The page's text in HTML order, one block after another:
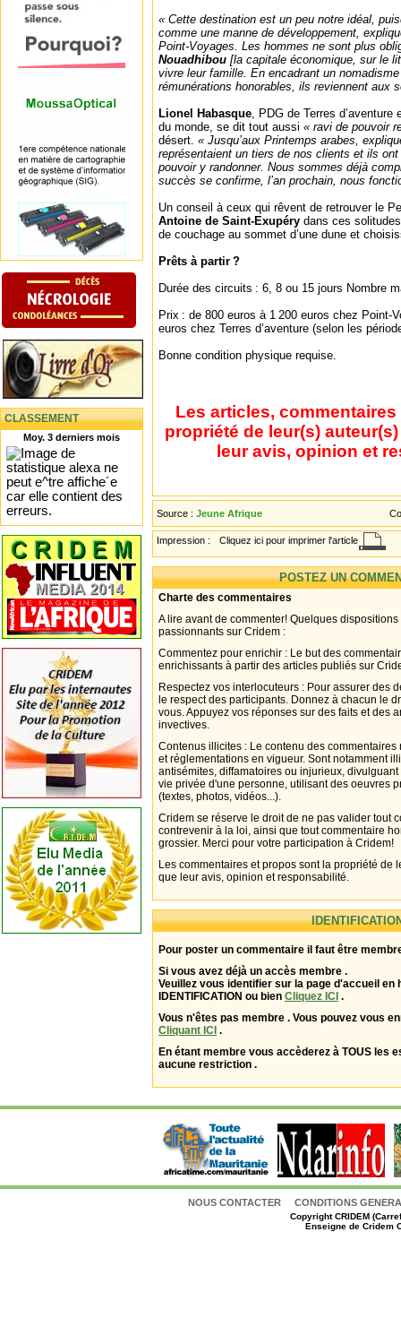
CLASSEMENT
Moy. 3 derniers mois
« Cette destination est un peu notre idéal,
comme une manne de développement,
Point-Voyages. Les hommes ne sont plus
Nouadhibou [la capitale économique, sur le
vivre leur famille. En encadrant un
rémunérations honorables, ils reviennent aux
Lionel Habasque, PDG de Terres
du monde, se dit tout aussi « ravi de pouvoir
désert. « Jusqu’aux Printemps arabes,
représentaient un tiers de nos clients et ils
pouvoir y randonner. Nous sommes déjà
succès se confirme, l’an prochain, nous
Un conseil à ceux qui rêvent de retrouver le
Antoine de Saint-Exupéry dans ces
de couchage au sommet d’une dune et
Prêts à partir ?
Durée des circuits : 6, 8 ou 15 jours Nombre
Prix : de 800 euros à 1 200 euros chez Point-
euros chez Terres d’aventure (selon les
Bonne condition physique requise.
Les articles,
propriété de leur(s)
leur avis, opinion et
Source : Jeune Afrique
Impression : Cliquez ici pour imprimer l'article
POSTEZ UN
Charte des commentaires
A lire avant de commenter! Quelques
passionnants sur Cridem :
Commentez pour enrichir : Le but des
enrichissants à partir des articles publiés sur
Respectez vos interlocuteurs : Pour assurer des
le respect des participants. Donnez à chacun le
vous. Appuyez vos réponses sur des faits et des
invectives.
Contenus illicites : Le contenu des
et réglementations en vigueur. Sont notamment
antisémites, diffamatoires ou injurieux,
vie privée d'une personne, utilisant des oeuvres
(textes, photos, vidéos...).
Cridem se réserve le droit de ne pas valider tout
contrevenir à la loi, ainsi que tout commentaire
grossier. Merci pour votre participation à Cridem!
Les commentaires et propos sont la propriété de
que leur avis, opinion et responsabilité.
Pour poster un commentaire il faut être
Si vous avez déjà un accès membre .
Veuillez vous identifier sur la page d'accueil en
IDENTIFICATION ou bien Cliquez ICI .
Vous n'êtes pas membre . Vous pouvez vous
Cliquant ICI .
En étant membre vous accèderez à TOUS les
aucune restriction .
NOUS CONTACTER CONDITIONS
CopyrightCRIDEM
Enseigne de Cridem